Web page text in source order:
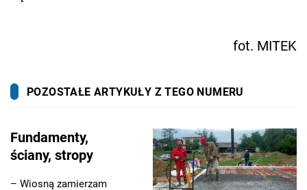
fot. MITEK
POZOSTAŁE ARTYKUŁY Z TEGO NUMERU
Fundamenty,
ściany, stropy
– Wiosną zamierzam